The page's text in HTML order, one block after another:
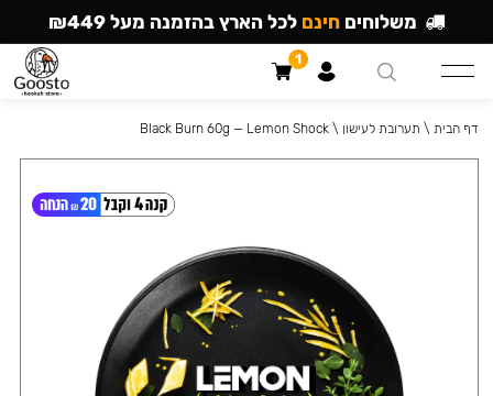
דף הבית \ תערובת לעישון \
Black Burn 60g — Lemon Shock
משלוחים חינם לכל הארץ בהזמנה מעל ₪449
1